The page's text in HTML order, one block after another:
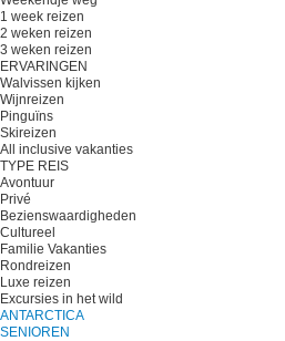
1 week reizen
2 weken reizen
3 weken reizen
ERVARINGEN
Walvissen kijken
Wijnreizen
Pinguïns
Skireizen
All inclusive vakanties
TYPE REIS
Avontuur
Privé
Bezienswaardigheden
Cultureel
Familie Vakanties
Rondreizen
Luxe reizen
Excursies in het wild
ANTARCTICA
SENIOREN